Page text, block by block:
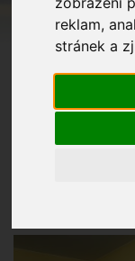
reklam,
stránek a